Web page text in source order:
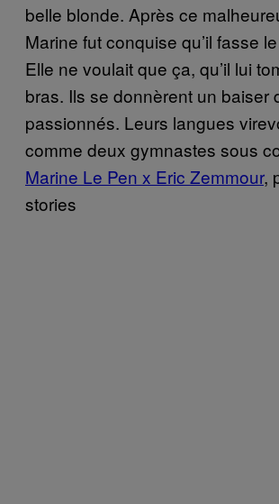
belle blonde. Après ce
Marine fut conquise qu’il fasse
Elle ne voulait que ça, qu’il lui
bras. Ils se donnèrent un baiser
passionnés. Leurs langues
comme deux gymnastes sous
Marine Le Pen x Eric Zemmour,
stories